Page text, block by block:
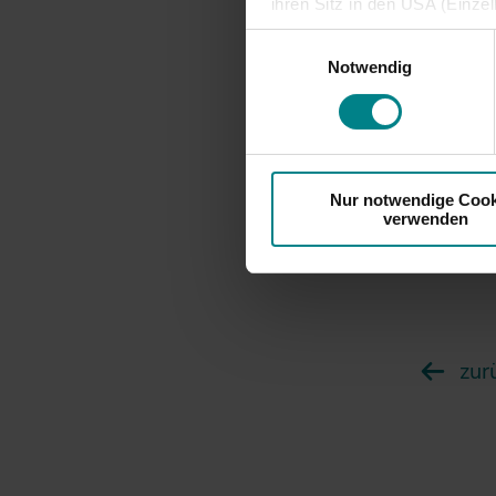
ihren Sitz in den USA
vergleichbares
besteht die Gefahr, dass
Notwendig
Nur notwendige
verwenden
5.209
erhalten
werden